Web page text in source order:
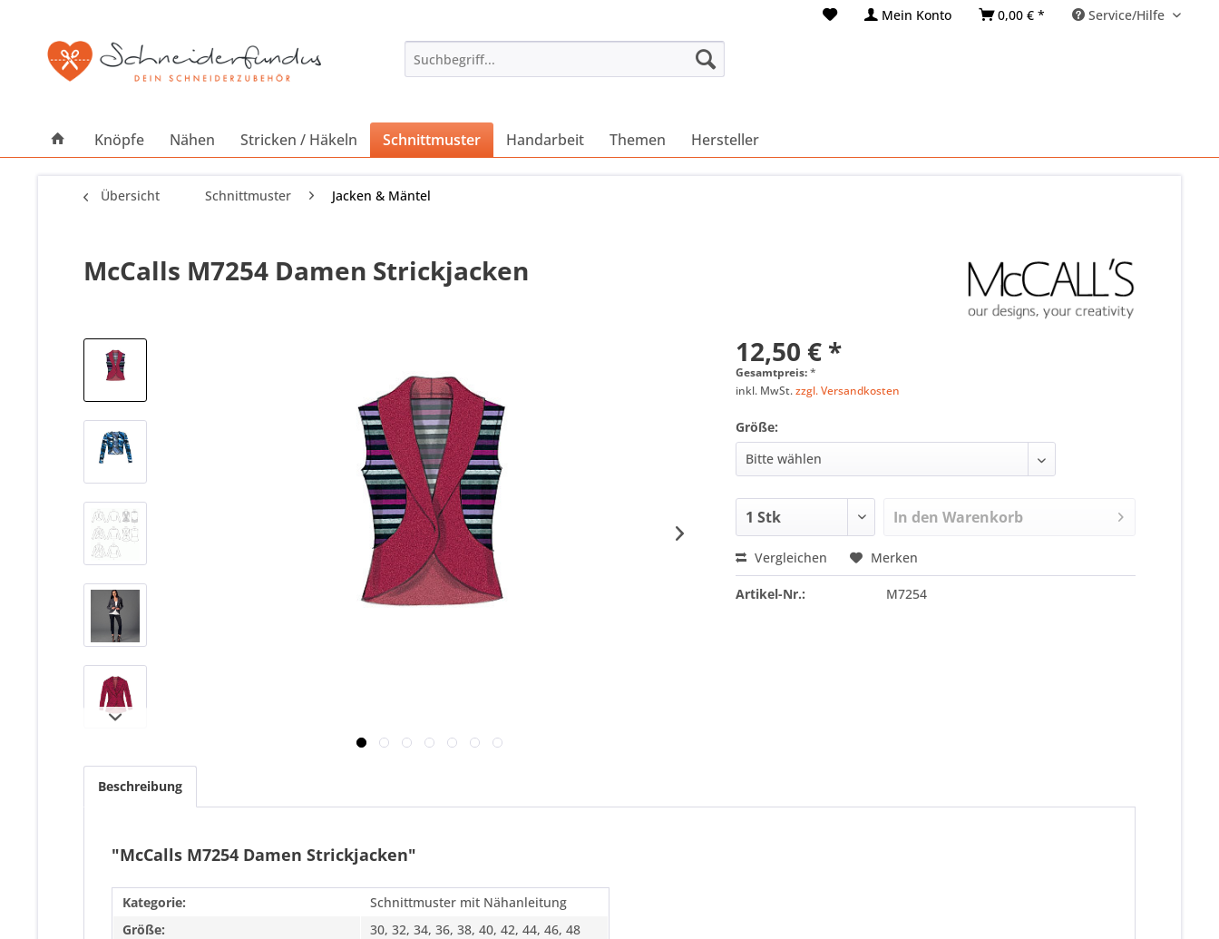
Mein Konto 0,00 € * Service/Hilfe
Knöpfe Nähen Stricken / Häkeln Schnittmuster Handarbeit Themen Hersteller
Übersicht Schnittmuster Jacken & Mäntel
McCalls M7254 Damen Strickjacken
12,50 € *
Gesamtpreis:*
inkl. MwSt.zzgl. Versandkosten
Größe:
In den Warenkorb
Vergleichen Merken
Artikel-Nr.: M7254
Beschreibung
"McCalls M7254 Damen Strickjacken"
Kategorie:
Schnittmuster mit Nähanleitung
Größe:
30, 32, 34, 36, 38, 40, 42, 44, 46, 48